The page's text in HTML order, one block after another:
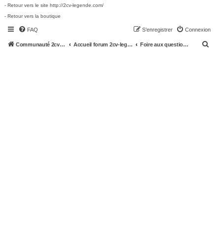
- Retour vers le site http://2cv-legende.com/
- Retour vers la boutique
FAQ Connexion
S’enregistrer
Communauté 2cv-legende.com Accueil forum 2cv-legende.com Foire aux questions (Questions posées fréquemment)